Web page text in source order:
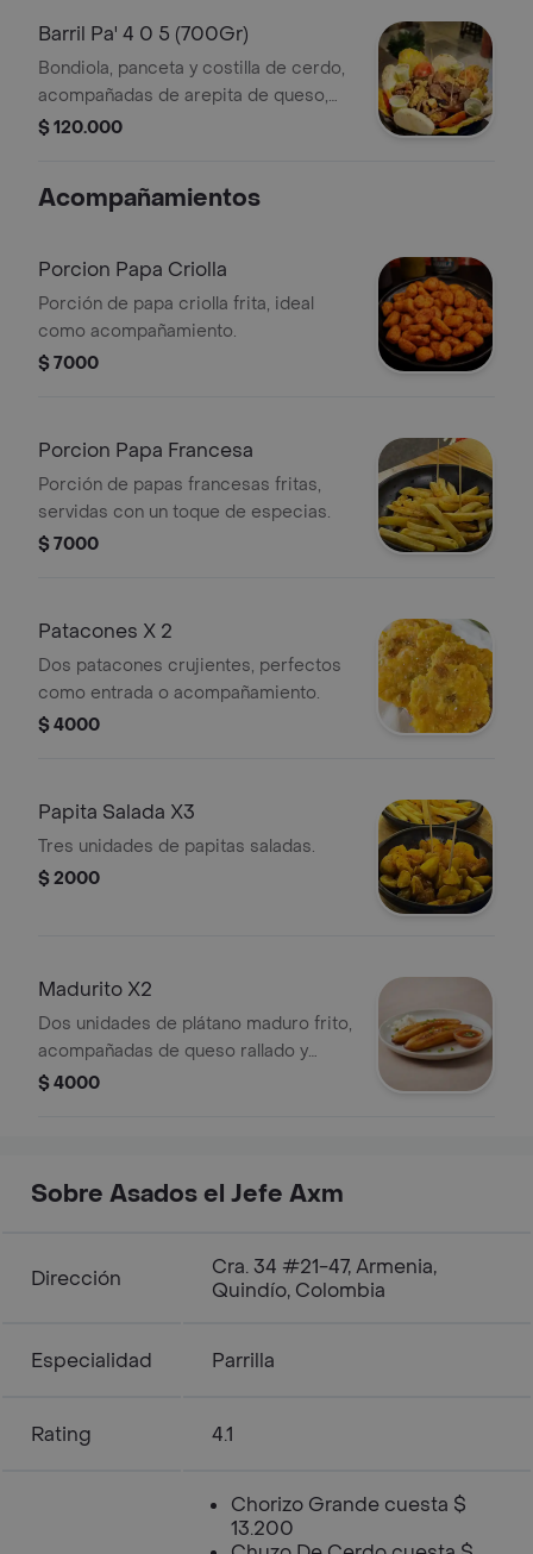
Barril Pa' 4 0 5 (700Gr)
Bondiola, panceta y costilla de cerdo,
acompañadas de arepita de queso,
maduro, papa, tomate y limón. Ideal
$ 120.000
Acompañamientos
Porcion Papa Criolla
Porción de papa criolla frita, ideal
como acompañamiento.
$ 7000
Porcion Papa Francesa
Porción de papas francesas fritas,
servidas con un toque de especias.
$ 7000
Patacones X 2
Dos patacones crujientes, perfectos
como entrada o acompañamiento.
$ 4000
Papita Salada X3
Tres unidades de papitas saladas.
$ 2000
Madurito X2
Dos unidades de plátano maduro frito,
acompañadas de queso rallado y
salsa.
$ 4000
Sobre Asados el Jefe Axm
Dirección
Cra. 34 #21-47, Armenia,
Quindío, Colombia
Especialidad Parrilla
Rating 4.1
Chorizo Grande cuesta $
13.200